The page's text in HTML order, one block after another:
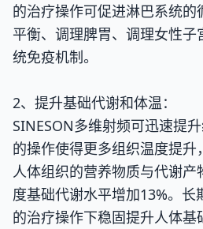
的治疗操作可促进淋巴系统的
平衡、调理脾胃、调理女性
统免疫机制。
2、提升基础代谢和体温：
SINESON多维射频可迅速提
的操作使得更多组织温度提
人体组织的营养物质与代谢产
度基础代谢水平增加13%。长
的治疗操作下稳固提升人体